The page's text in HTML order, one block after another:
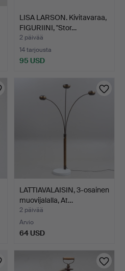
LISA LARSON. Kivitavaraa,
FIGURIINI, "Stor…
2 päivää
14 tarjousta
95 USD
LATTIAVALAISIN, 3-osainen
muovijalalla, At…
2 päivää
Arvio
64 USD